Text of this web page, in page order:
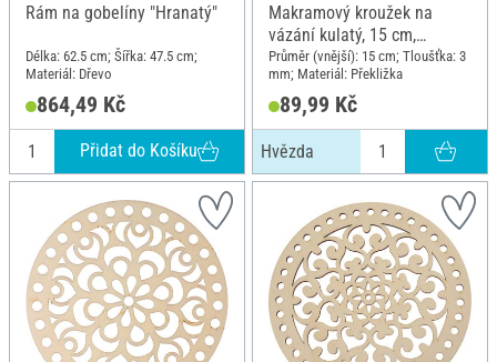
Rám na gobelíny "Hranatý"
Délka: 62.5 cm; Šířka: 47.5 cm;
Materiál: Dřevo
864,49 Kč
Přidat do Košíku
Makramový kroužek na
vázání kulatý, 15 cm,
Hvězda
Průměr (vnější): 15 cm; Tloušťka: 3
mm; Materiál: Překližka
89,99 Kč
Hvězda